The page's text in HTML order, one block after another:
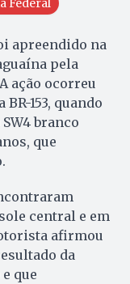
Federal
apreendido na
pela
ação ocorreu
153, quando
branco
que
central e em
afirmou
da
que